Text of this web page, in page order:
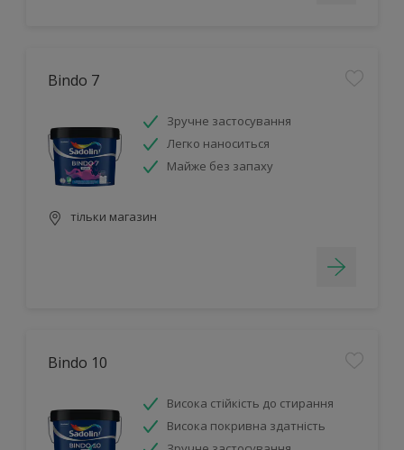
Bindo 7
Зручне застосування
Легко наноситься
Майже без запаху
тільки магазин
Bindo 10
Висока стійкість до стирання
Висока покривна здатність